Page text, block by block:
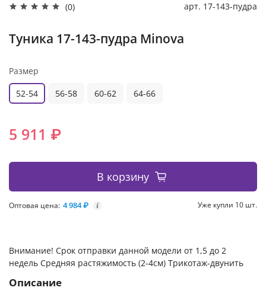
(0) арт. 17-143-пудра
Туника 17-143-пудра Minova
Размер
52-54
56-58 60-62 64-66
5 911 ₽
В корзину
Оптовая цена: 4 984 ₽ i Уже купли 10 шт.
Внимание! Срок отправки данной модели от 1,5 до 2
недель Средняя растяжимость (2-4см) Трикотаж-двунить
Описание